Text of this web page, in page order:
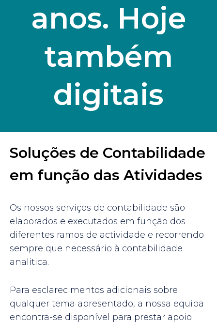
anos. Hoje
também
digitais
Soluções de Contabilidade
em função das Atividades
Os nossos serviços de contabilidade são
elaborados e executados em função dos
diferentes ramos de actividade e recorrendo
sempre que necessário à contabilidade
analitica.
Para esclarecimentos adicionais sobre
qualquer tema apresentado, a nossa equipa
encontra-se disponível para prestar apoio